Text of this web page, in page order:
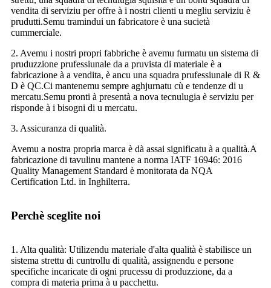
vendita di serviziu per offre à i nostri clienti u megliu serviziu è
prudutti.Semu tramindui un fabricatore è una sucietà
cummerciale.
2. Avemu i nostri propri fabbriche è avemu furmatu un sistema di
pruduzzione prufessiunale da a pruvista di materiale è a
fabricazione à a vendita, è ancu una squadra prufessiunale di R &
D è QC.Ci mantenemu sempre aghjurnatu cù e tendenze di u
mercatu.Semu pronti à presentà a nova tecnulugia è serviziu per
risponde à i bisogni di u mercatu.
3. Assicuranza di qualità.
Avemu a nostra propria marca è dà assai significatu à a qualità.A
fabricazione di tavulinu mantene a norma IATF 16946: 2016
Quality Management Standard è monitorata da NQA
Certification Ltd. in Inghilterra.
Perchè sceglite noi
1. Alta qualità: Utilizendu materiale d'alta qualità è stabilisce un
sistema strettu di cuntrollu di qualità, assignendu e persone
specifiche incaricate di ogni prucessu di produzzione, da a
compra di materia prima à u pacchettu.